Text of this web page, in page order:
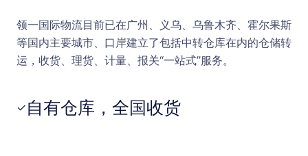
领一国际物流目前已在广州、义乌、乌鲁木齐、霍尔果斯
等国内主要城市、口岸建立了包括中转仓库在内的仓储转
运，收货、理货、计量、报关“一站式”服务。
✓ 自有仓库，全国收货